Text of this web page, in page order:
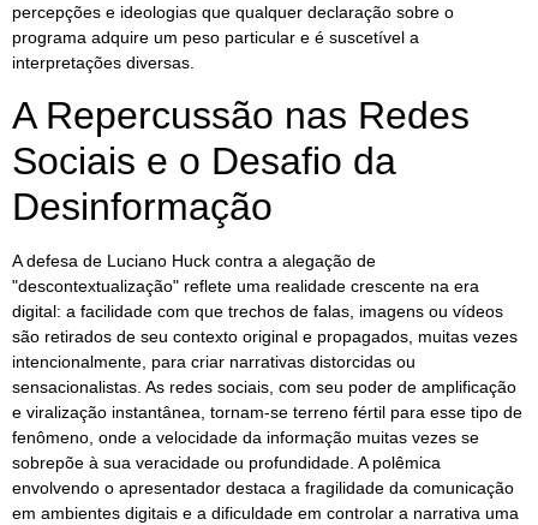
percepções e ideologias que qualquer declaração sobre o
programa adquire um peso particular e é suscetível a
interpretações diversas.
A Repercussão nas Redes
Sociais e o Desafio da
Desinformação
A defesa de Luciano Huck contra a alegação de
"descontextualização" reflete uma realidade crescente na era
digital: a facilidade com que trechos de falas, imagens ou vídeos
são retirados de seu contexto original e propagados, muitas vezes
intencionalmente, para criar narrativas distorcidas ou
sensacionalistas. As redes sociais, com seu poder de amplificação
e viralização instantânea, tornam-se terreno fértil para esse tipo de
fenômeno, onde a velocidade da informação muitas vezes se
sobrepõe à sua veracidade ou profundidade. A polêmica
envolvendo o apresentador destaca a fragilidade da comunicação
em ambientes digitais e a dificuldade em controlar a narrativa uma